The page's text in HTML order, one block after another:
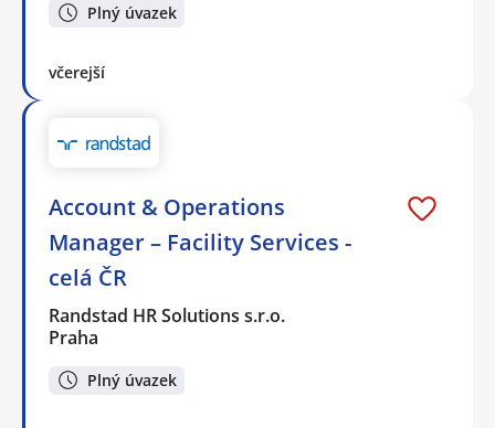
Plný úvazek
včerejší
Account & Operations
Manager – Facility Services -
celá ČR
Randstad HR Solutions s.r.o.
Praha
Plný úvazek